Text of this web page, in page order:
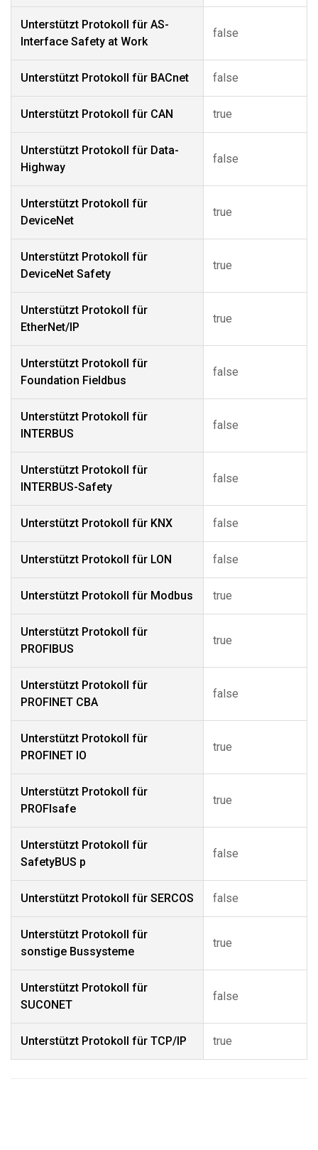
Unterstützt Protokoll für AS-
Interface Safety at Work
false
Unterstützt Protokoll für BACnet false
Unterstützt Protokoll für CAN true
Unterstützt Protokoll für Data-
Highway
false
Unterstützt Protokoll für
DeviceNet
true
Unterstützt Protokoll für
DeviceNet Safety
true
Unterstützt Protokoll für
EtherNet/IP
true
Unterstützt Protokoll für
Foundation Fieldbus
false
Unterstützt Protokoll für
INTERBUS
false
Unterstützt Protokoll für
INTERBUS-Safety
false
Unterstützt Protokoll für KNX false
Unterstützt Protokoll für LON false
Unterstützt Protokoll für Modbus true
Unterstützt Protokoll für
PROFIBUS
true
Unterstützt Protokoll für
PROFINET CBA
false
Unterstützt Protokoll für
PROFINET IO
true
Unterstützt Protokoll für
PROFIsafe
true
Unterstützt Protokoll für
SafetyBUS p
false
Unterstützt Protokoll für SERCOS false
Unterstützt Protokoll für
sonstige Bussysteme
true
Unterstützt Protokoll für
SUCONET
false
Unterstützt Protokoll für TCP/IP true